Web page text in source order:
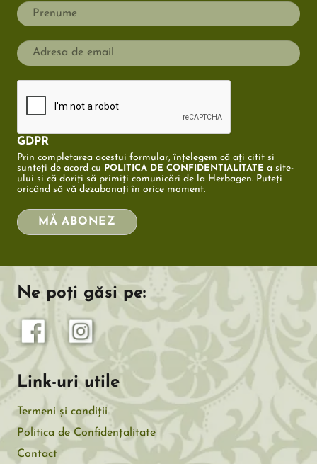
GDPR
Prin completarea acestui formular, înțelegem că ați citit si
sunteți de acord cu
POLITICA DE CONFIDENTIALITATE a site-
ului si că doriți să primiți comunicări de la Herbagen. Puteți
oricând să vă dezabonați în orice moment.
MĂ ABONEZ
Ne poți găsi pe:
Link-uri utile
Termeni și condiții
Politica de Confidențalitate
Contact